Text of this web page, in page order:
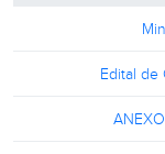
Edital de